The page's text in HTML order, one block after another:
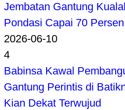
Jembatan Gantung
Pondasi Capai 70 Persen
2026-06-10
4
Babinsa Kawal
Gantung Perintis di
Kian Dekat Terwujud